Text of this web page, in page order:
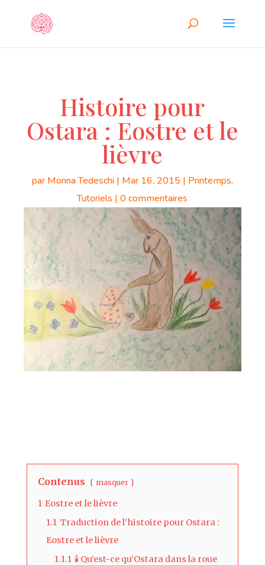
Histoire pour
Ostara : Eostre et le
lièvre
parMonna Tedeschi| Mar 16, 2015| Printemps,
Tutoriels |0 commentaires
Contenus masquer
1 Eostre et le lièvre
1.1 Traduction de l’histoire pour Ostara :
Eostre et le lièvre
1.1.1 🕯 Qu’est-ce qu’Ostara dans la roue